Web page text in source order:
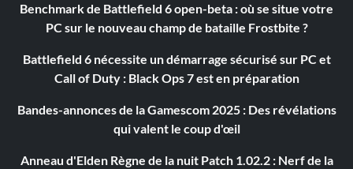
Benchmark de Battlefield 6 open-beta : où se situe votre
PC sur le nouveau champ de bataille Frostbite ?
Battlefield 6 nécessite un démarrage sécurisé sur PC et
Call of Duty : Black Ops 7 est en préparation
Bandes-annonces de la Gamescom 2025 : Des révélations
qui valent le coup d'œil
Anneau d'Elden Règne de la nuit Patch 1.02.2 : Nerf de la